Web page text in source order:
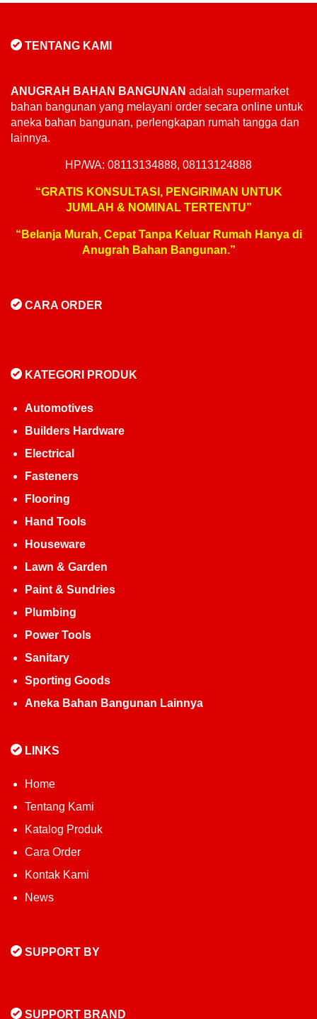
TENTANG KAMI
ANUGRAH BAHAN BANGUNAN adalah supermarket
bahan bangunan yang melayani order secara online untuk
aneka bahan bangunan, perlengkapan rumah tangga dan
lainnya.
HP/WA: 08113134888, 08113124888
“GRATIS KONSULTASI, PENGIRIMAN UNTUK
JUMLAH & NOMINAL TERTENTU”
“Belanja Murah, Cepat Tanpa Keluar Rumah Hanya di
Anugrah Bahan Bangunan.”
CARA ORDER
KATEGORI PRODUK
Automotives
Builders Hardware
Electrical
Fasteners
Flooring
Hand Tools
Houseware
Lawn & Garden
Paint & Sundries
Plumbing
Power Tools
Sanitary
Sporting Goods
Aneka Bahan Bangunan Lainnya
LINKS
Home
Tentang Kami
Katalog Produk
Cara Order
Kontak Kami
News
SUPPORT BY
SUPPORT BRAND